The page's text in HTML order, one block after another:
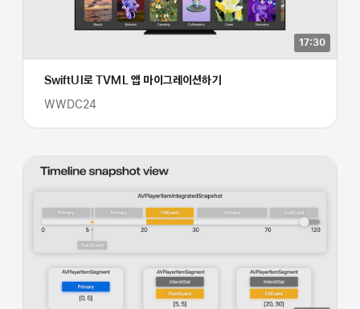
17:30
SwiftUI로 TVML 앱 마이그레이션하기
WWDC24